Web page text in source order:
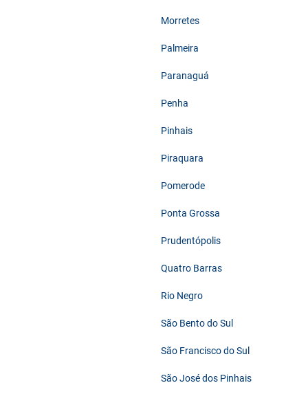
Morretes
Palmeira
Paranaguá
Penha
Pinhais
Piraquara
Pomerode
Ponta Grossa
Prudentópolis
Quatro Barras
Rio Negro
São Bento do Sul
São Francisco do Sul
São José dos Pinhais